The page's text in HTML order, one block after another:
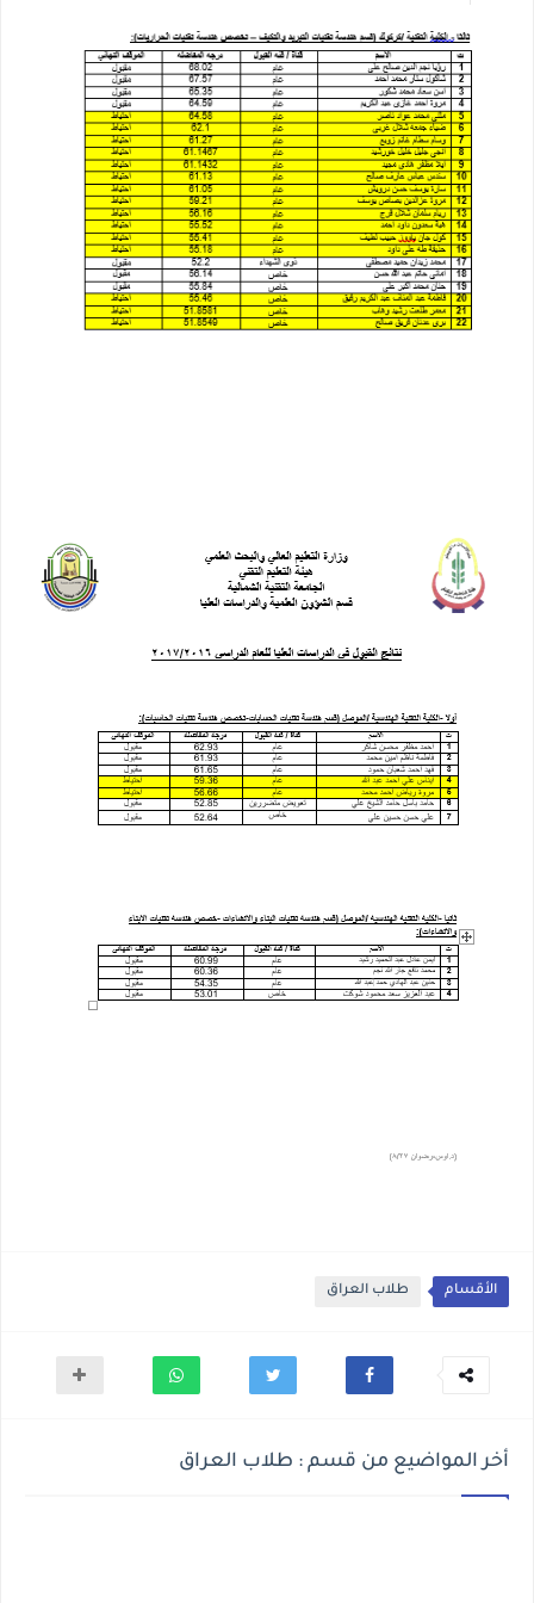
الأقسام طلاب العراق
أخر المواضيع من قسم : طلاب العراق